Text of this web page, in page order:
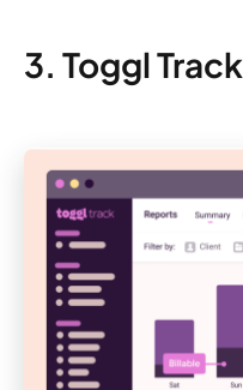
3. Toggl Track